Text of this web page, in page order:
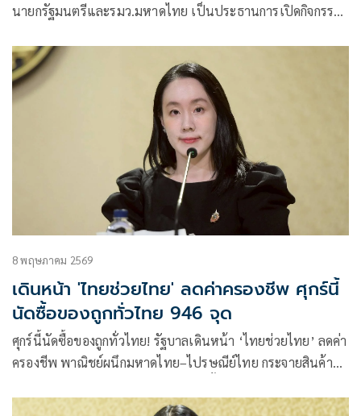
นายกรัฐมนตรีและรมว.มหาดไทย เป็นประธานการเปิดกิจกรรม
8 พฤษภาคม 2569
เดินหน้า 'ไทยช่วยไทย' ลดค่าครองชีพ ศุกร์นี้
นัดซื้อของถูกทั่วไทย 946 จุด
ศุกร์นี้นัดซื้อของถูกทั่วไทย! รัฐบาลเดินหน้า ‘ไทยช่วยไทย’ ลดค่า
ครองชีพ พาณิชย์ผนึกมหาดไทย–ไปรษณีย์ไทย กระจายสินค้า
4 ล้านคน